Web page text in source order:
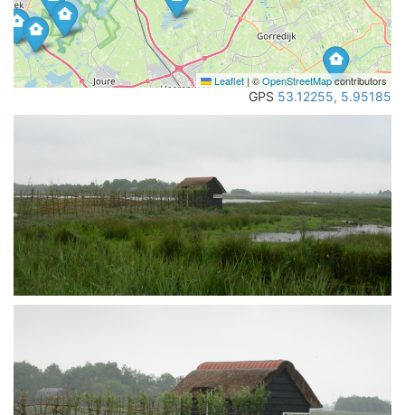
Leaflet | ©OpenStreetMapcontributors
GPS 53.12255, 5.95185